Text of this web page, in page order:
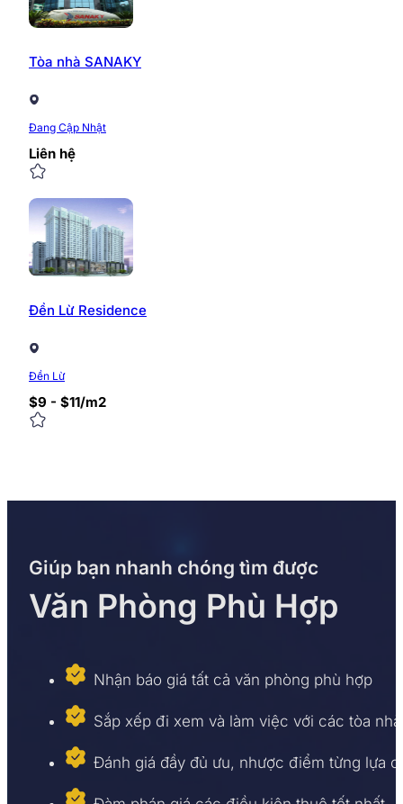
Tòa nhà SANAKY
Đang Cập Nhật
Liên hệ
Đền Lừ Residence
Đền Lừ
$9 - $11/m2
Giúp bạn nhanh chóng tìm được
Văn Phòng Phù Hợp
Nhận báo giá tất cả văn phòng phù hợp
Sắp xếp đi xem và làm việc với các tòa nhà
Đánh giá đầy đủ ưu, nhược điểm từng lựa